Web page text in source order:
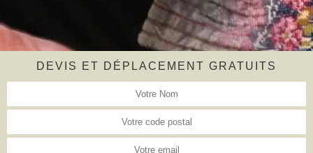
DEVIS ET DÉPLACEMENT GRATUITS